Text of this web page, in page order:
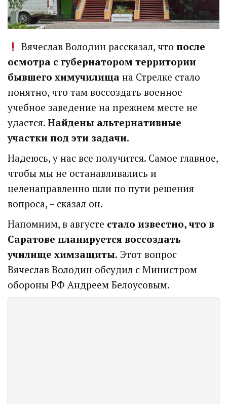
Вячеслав Володин рассказал, что после
осмотра с губернатором территории
бывшего химучилища на Стрелке стало
понятно, что там воссоздать военное
учебное заведение на прежнем месте не
удастся. Найдены альтернативные
участки под эти задачи.
Надеюсь, у нас все получится. Самое главное,
чтобы мы не останавливались и
целенаправленно шли по пути решения
вопроса, – сказал он.
Напомним, в августе стало известно, что в
Саратове планируется воссоздать
училище химзащиты. Этот вопрос
Вячеслав Володин обсудил с Министром
обороны РФ Андреем Белоусовым.